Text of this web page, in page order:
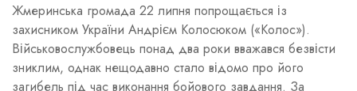
Жмеринська громада 22 липня попрощається із
захисником України Андрієм Колосюком («Колос»).
Військовослужбовець понад два роки вважався безвісти
зниклим, однак нещодавно стало відомо про його
загибель під час виконання бойового завдання. За